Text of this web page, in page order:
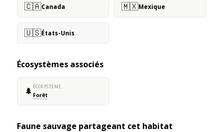
🇨🇦Canada 🇲🇽Mexique
🇺🇸États-Unis
Écosystèmes associés
🌲 ÉCOSYSTÈME
Forêt
Faune sauvage partageant cet habitat